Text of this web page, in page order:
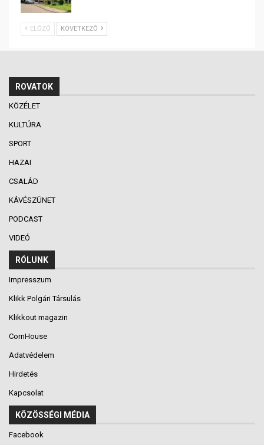
ELŐZŐ KÖVETKEZŐ
ROVATOK
KÖZÉLET
KULTÚRA
SPORT
HAZAI
CSALÁD
KÁVÉSZÜNET
PODCAST
VIDEÓ
RÓLUNK
Impresszum
Klikk Polgári Társulás
Klikkout magazin
CornHouse
Adatvédelem
Hirdetés
Kapcsolat
KÖZÖSSÉGI MÉDIA
Facebook